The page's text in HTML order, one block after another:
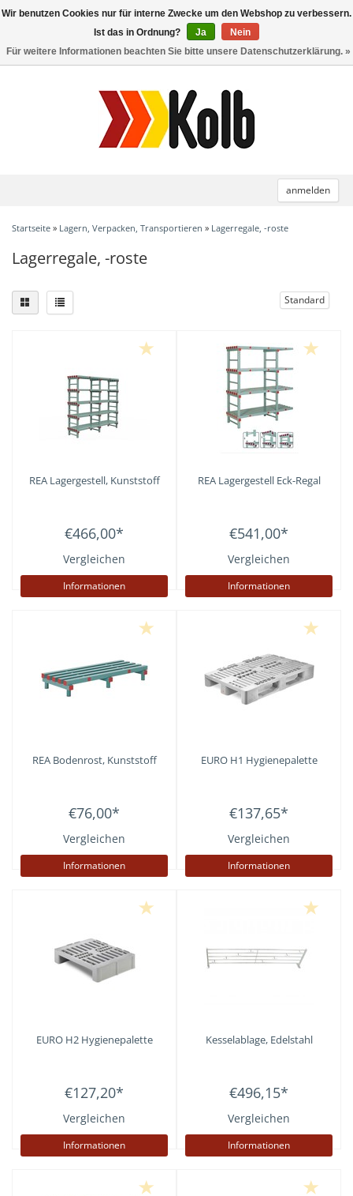
anmelden
Toggle
Startseite » Lagern, Verpacken, Transportieren » Lagerregale, -roste
Lagerregale, -roste
Standard
REALagergestell, Kunststoff
€466,00*
Vergleichen
Informationen
REALagergestell Eck-Regal
€541,00*
Vergleichen
Informationen
REABodenrost, Kunststoff
€76,00*
Vergleichen
Informationen
EURO H1 Hygienepalette
€137,65*
Vergleichen
Informationen
EURO H2 Hygienepalette
€127,20*
Vergleichen
Informationen
Kesselablage, Edelstahl
€496,15*
Vergleichen
Informationen
Wir benutzen Cookies nur für interne Zwecke um den Webshop zu verbessern.
Ist das in Ordnung?
Ja
Nein
Für weitere Informationen beachten Sie bitte unsere Datenschutzerklärung. »